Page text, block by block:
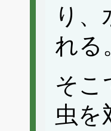
り
れる
そこ
虫を